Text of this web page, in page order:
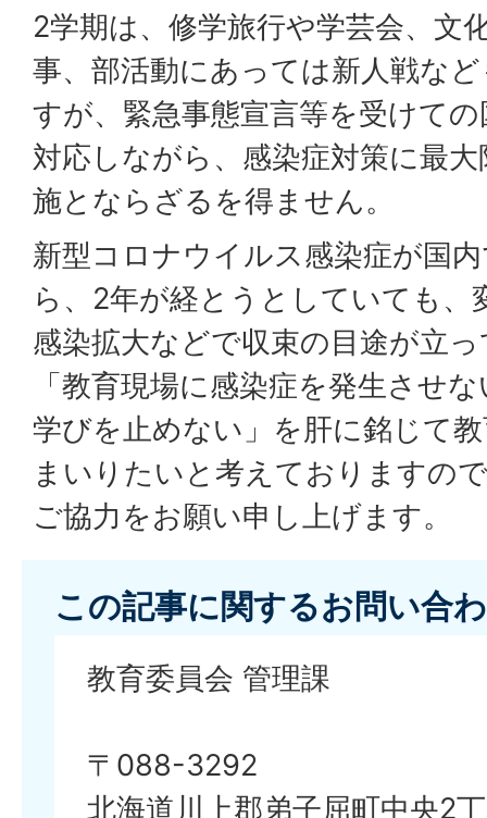
2学期は、修学旅行や学芸会、文
事、部活動にあっては新人戦な
すが、緊急事態宣言等を受けて
対応しながら、感染症対策に最
施とならざるを得ません。
新型コロナウイルス感染症が国
ら、2年が経とうとしていても、
感染拡大などで収束の目途が立
「教育現場に感染症を発生させ
学びを止めない」を肝に銘じて
まいりたいと考えておりますの
ご協力をお願い申し上げます。
この記事に関するお問い合
教育委員会 管理課
〒088-3292
北海道川上郡弟子屈町中央2